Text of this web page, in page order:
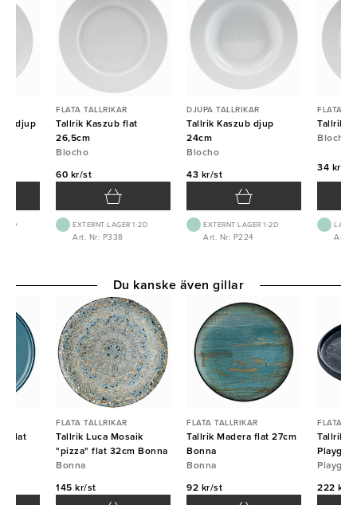
djup
1-2D
FLATA TALLRIKAR
Tallrik Kaszub flat
26,5cm
Blocho
60 kr/st
EXTERNT LAGER 1-2D
Art. Nr: P338
DJUPA TALLRIKAR
Tallrik Kaszub djup
24cm
Blocho
43 kr/st
EXTERNT LAGER 1-2D
Art. Nr: P224
FLATA
Tallrik
Blocho
34 kr/st
Art.
flat
FLATA TALLRIKAR
Tallrik Luca Mosaik
"pizza" flat 32cm Bonna
Bonna
145 kr/st
FLATA TALLRIKAR
Tallrik Madera flat 27cm
Bonna
Bonna
92 kr/st
FLATA
Tallrik
222 kr/
Du kanske även gillar